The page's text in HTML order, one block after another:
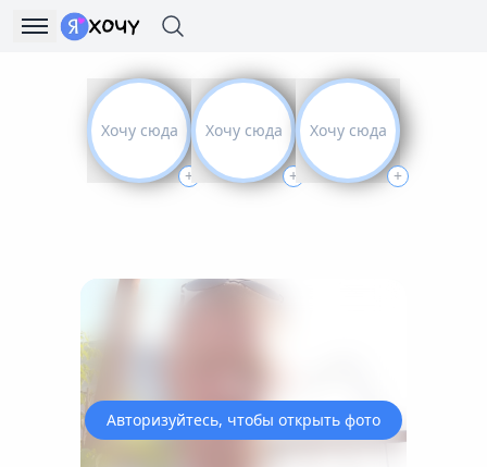
Хочу сюда
+
Хочу сюда
+
Хочу сюда
+
Авторизуйтесь, чтобы открыть фото